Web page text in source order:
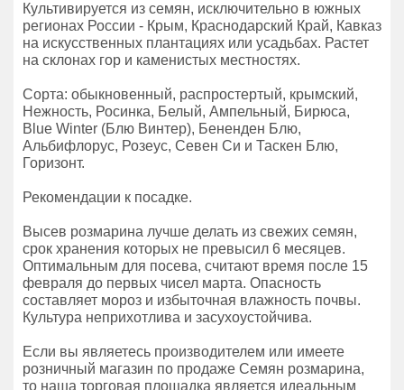
Культивируется из семян, исключительно в южных
регионах России - Крым, Краснодарский Край, Кавказ
на искусственных плантациях или усадьбах. Растет
на склонах гор и каменистых местностях.
Сорта: обыкновенный, распростертый, крымский,
Нежность, Росинка, Белый, Ампельный, Бирюса,
Blue Winter (Блю Винтер), Бененден Блю,
Альбифлорус, Розеус, Севен Си и Таскен Блю,
Горизонт.
Рекомендации к посадке.
Высев розмарина лучше делать из свежих семян,
срок хранения которых не превысил 6 месяцев.
Оптимальным для посева, считают время после 15
февраля до первых чисел марта. Опасность
составляет мороз и избыточная влажность почвы.
Культура неприхотлива и засухоустойчива.
Если вы являетесь производителем или имеете
розничный магазин по продаже Семян розмарина,
то наша торговая площадка является идеальным